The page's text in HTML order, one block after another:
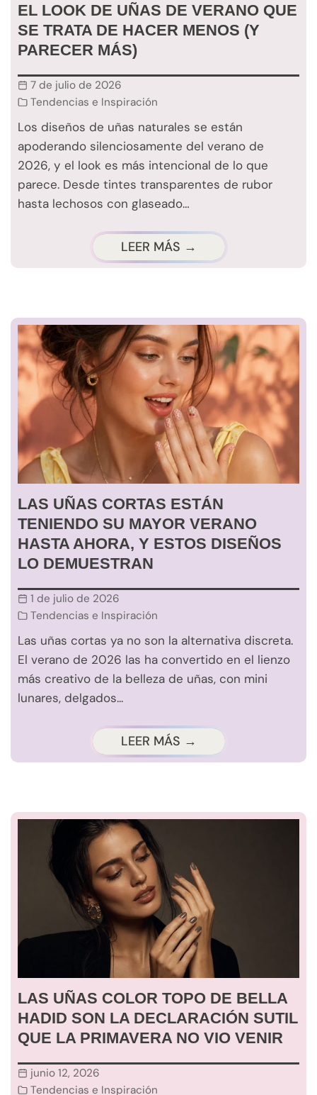
EL LOOK DE UÑAS DE VERANO QUE
SE TRATA DE HACER MENOS (Y
PARECER MÁS)
7 de julio de 2026
Tendencias e Inspiración
Los diseños de uñas naturales se están
apoderando silenciosamente del verano de
2026, y el look es más intencional de lo que
parece. Desde tintes transparentes de rubor
hasta lechosos con glaseado…
LEER MÁS →
LAS UÑAS CORTAS ESTÁN
TENIENDO SU MAYOR VERANO
HASTA AHORA, Y ESTOS DISEÑOS
LO DEMUESTRAN
1 de julio de 2026
Tendencias e Inspiración
Las uñas cortas ya no son la alternativa discreta.
El verano de 2026 las ha convertido en el lienzo
más creativo de la belleza de uñas, con mini
lunares, delgados...
LEER MÁS →
LAS UÑAS COLOR TOPO DE BELLA
HADID SON LA DECLARACIÓN SUTIL
QUE LA PRIMAVERA NO VIO VENIR
junio 12, 2026
Tendencias e Inspiración